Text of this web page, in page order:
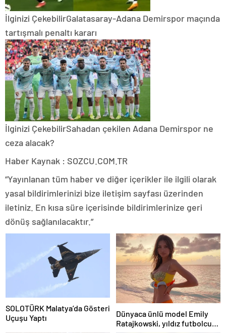
İlginizi ÇekebilirGalatasaray-Adana Demirspor maçında
tartışmalı penaltı kararı
İlginizi ÇekebilirSahadan çekilen Adana Demirspor ne
ceza alacak?
Haber Kaynak : SOZCU.COM.TR
“Yayınlanan tüm haber ve diğer içerikler ile ilgili olarak
yasal bildirimlerinizi bize iletişim sayfası üzerinden
iletiniz. En kısa süre içerisinde bildirimlerinize geri
dönüş sağlanılacaktır.”
SOLOTÜRK Malatya’da Gösteri
Uçuşu Yaptı
Dünyaca ünlü model Emily
Ratajkowski, yıldız futbolcuya